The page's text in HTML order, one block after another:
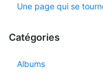
Une page qui se
Catégories
Albums